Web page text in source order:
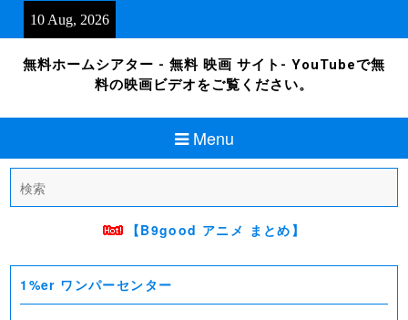
10 Aug, 2026
無料ホームシアター - 無料 映画 サイト- YouTubeで無
料の映画ビデオをご覧ください。
Menu
for:
【B9good アニメ まとめ】
1%er ワンパーセンター